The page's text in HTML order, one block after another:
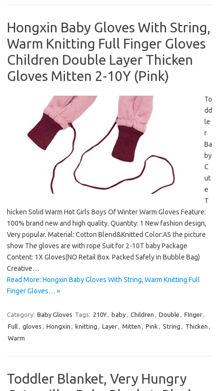
Hongxin Baby Gloves With String,
Warm Knitting Full Finger Gloves
Children Double Layer Thicken
Gloves Mitten 2-10Y (Pink)
To
dd
le
r
Ba
by
C
ut
e
T
hicken Solid Warm Hot Girls Boys Of Winter Warm Gloves Feature:
100% brand new and high quality. Quantity: 1 New fashion design,
Very popular. Material: Cotton Blend&Knitted Color:AS the picture
show The gloves are with rope Suit for 2-10T baby Package
Content: 1X Gloves(NO Retail Box. Packed Safely in Bubble Bag)
Creative…
Read More: Hongxin Baby Gloves With String, Warm Knitting Full
Finger Gloves… »
Category: Baby Gloves Tags: 210Y, baby, Children , Double , FInger,
Full, gloves , Hongxin , knitting , Layer, Mitten , Pink , String , Thicken ,
Warm
Toddler Blanket, Very Hungry